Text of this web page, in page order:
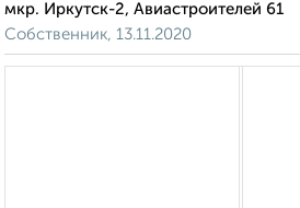
мкр. Иркутск-2, Авиастроителей 61
Собственник, 13.11.2020